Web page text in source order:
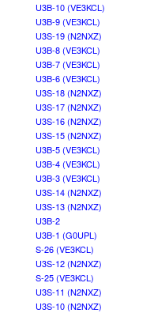
U3B-10 (VE3KCL)
U3B-9 (VE3KCL)
U3S-19 (N2NXZ)
U3B-8 (VE3KCL)
U3B-7 (VE3KCL)
U3B-6 (VE3KCL)
U3S-18 (N2NXZ)
U3S-17 (N2NXZ)
U3S-16 (N2NXZ)
U3S-15 (N2NXZ)
U3B-5 (VE3KCL)
U3B-4 (VE3KCL)
U3B-3 (VE3KCL)
U3S-14 (N2NXZ)
U3S-13 (N2NXZ)
U3B-2
U3B-1 (G0UPL)
S-26 (VE3KCL)
U3S-12 (N2NXZ)
S-25 (VE3KCL)
U3S-11 (N2NXZ)
U3S-10 (N2NXZ)